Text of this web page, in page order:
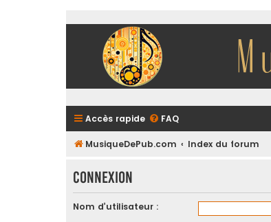
Accès rapide FAQ
MusiqueDePub.com Index du forum
Connexion
Nom d’utilisateur :